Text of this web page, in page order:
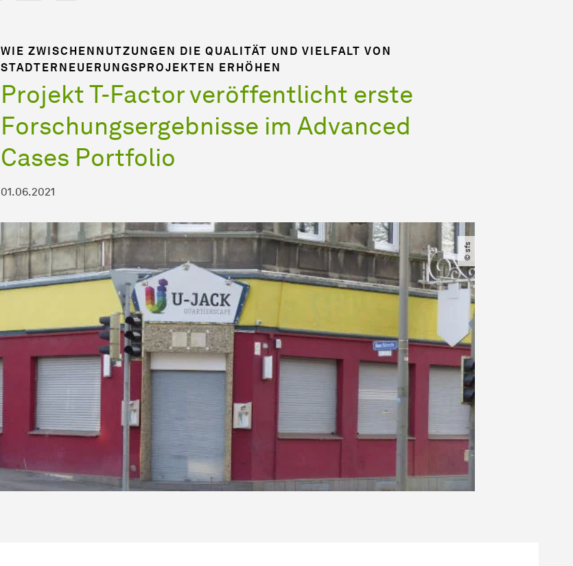
WIE ZWISCHENNUTZUNGEN DIE QUALITÄT UND VIELFALT VON
STADTERNEUERUNGSPROJEKTEN ERHÖHEN
Projekt T-Factor veröffentlicht erste
Forschungsergebnisse im Advanced
Cases Portfolio
01.06.2021
© sfs